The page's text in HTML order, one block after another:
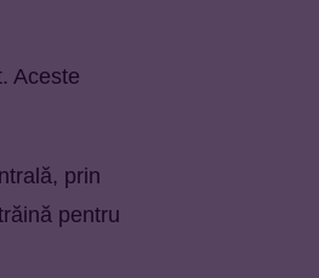
Aceste
prin
pentru